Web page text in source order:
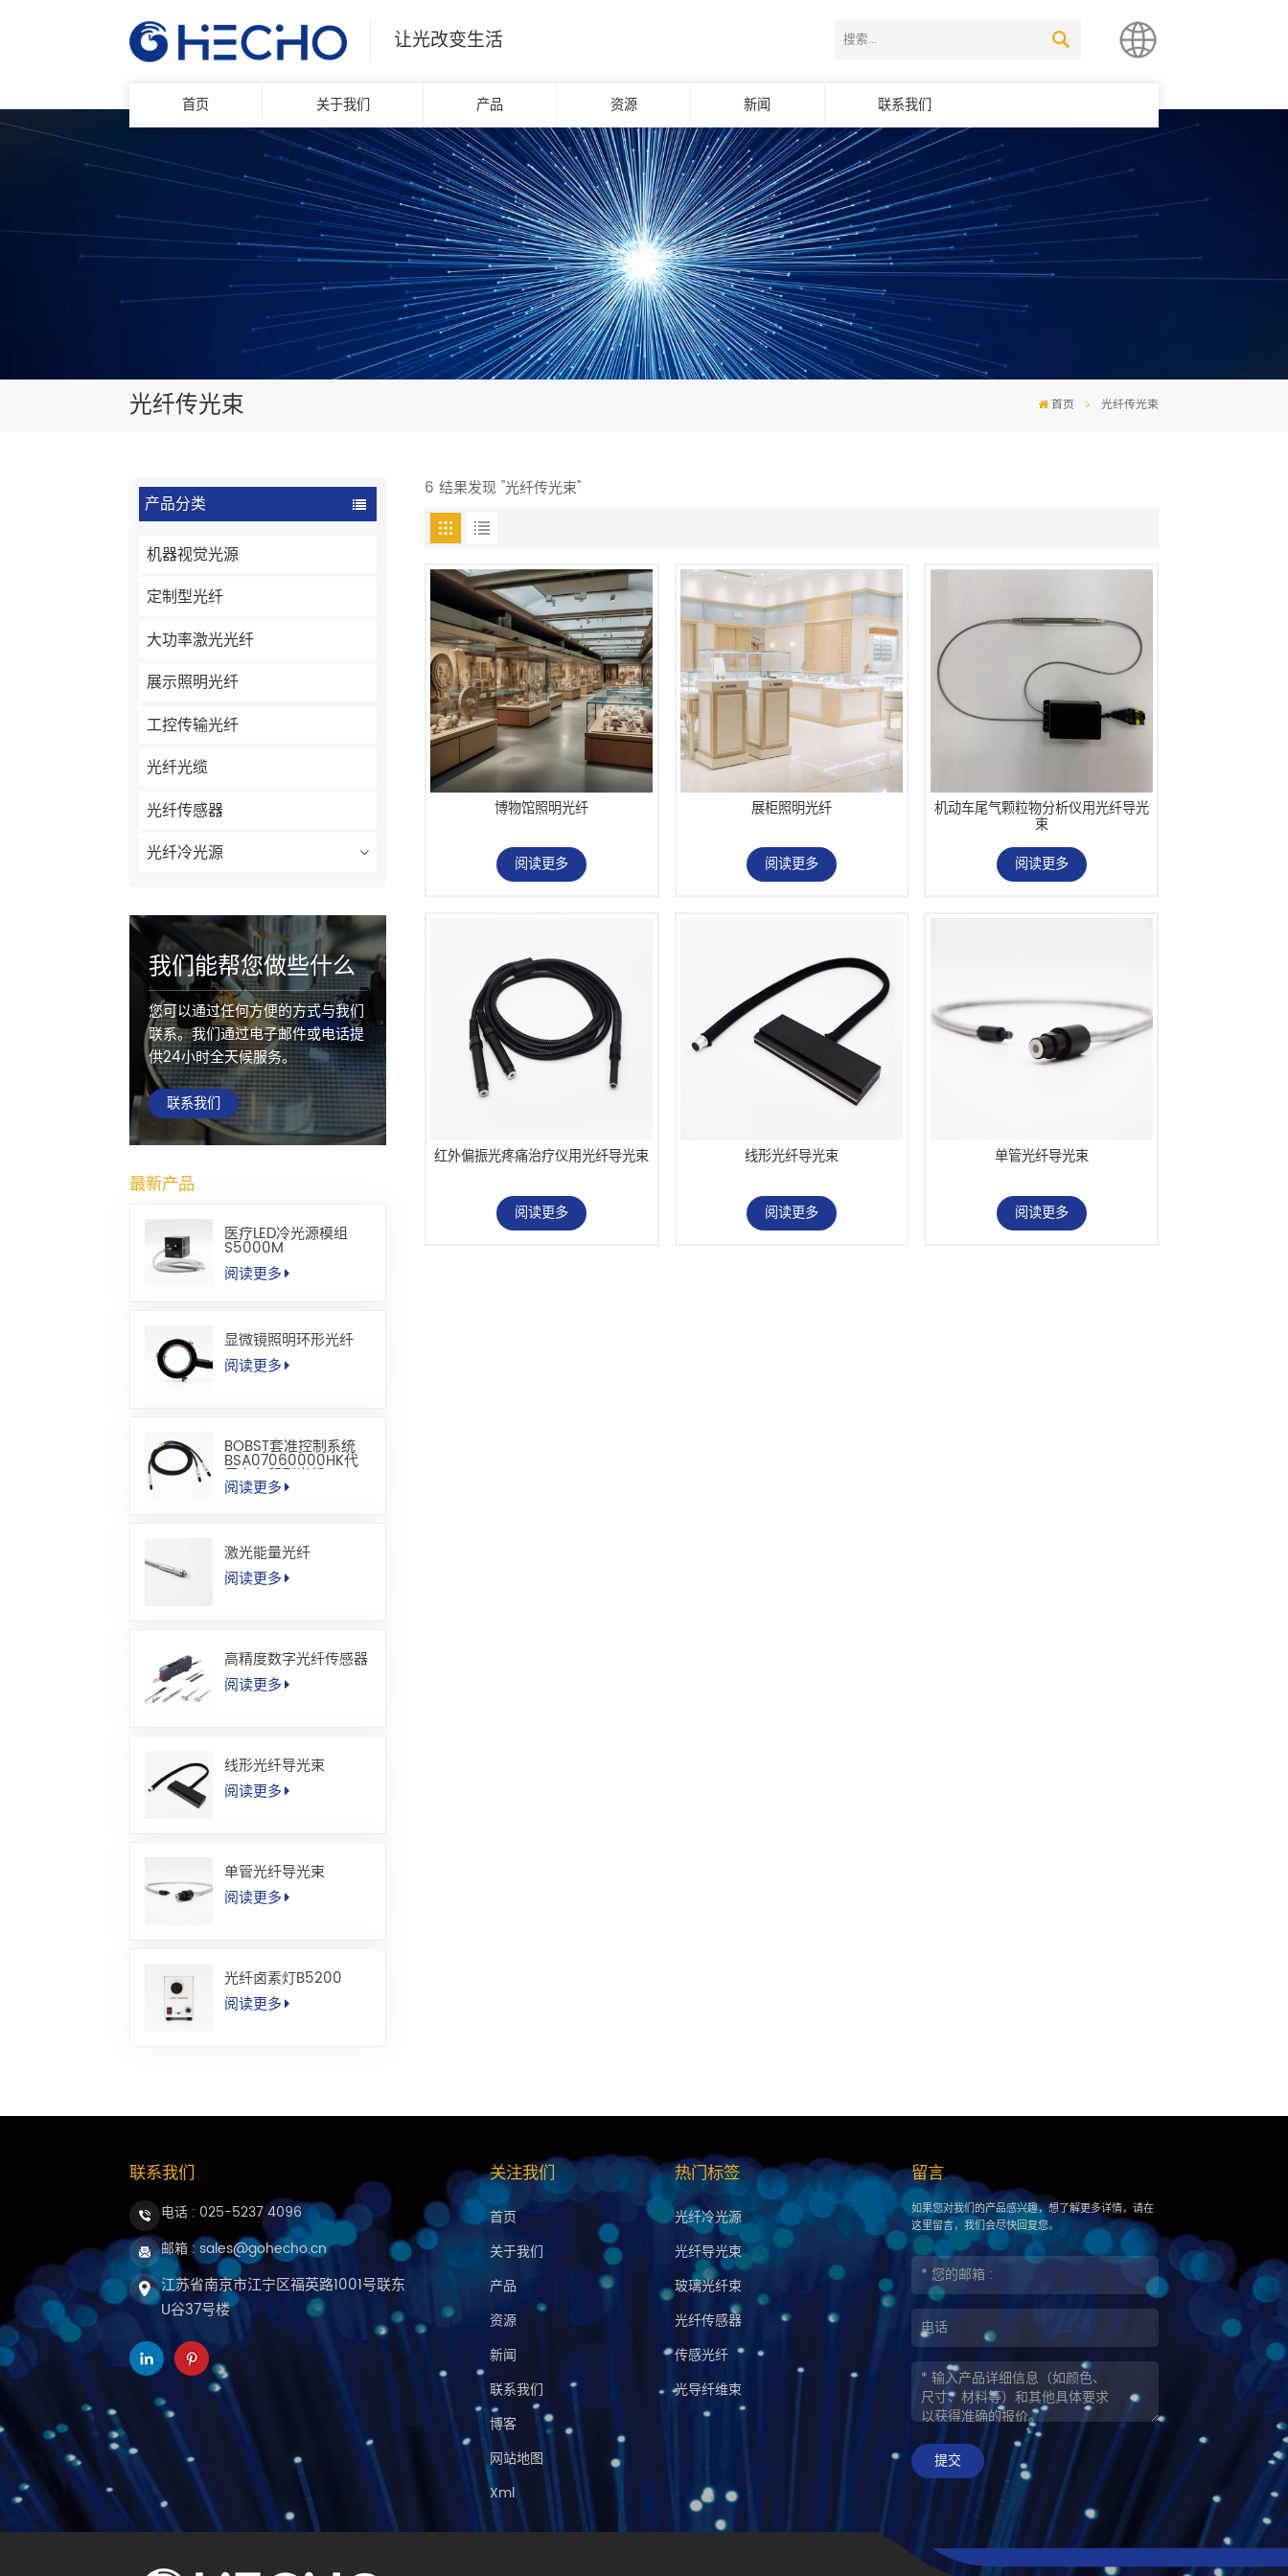
让光改变生活
简体中文
English
首页 关于我们 产品 资源 新闻 联系我们
光纤传光束 首页 光纤传光束
产品分类
机器视觉光源
定制型光纤
大功率激光光纤
展示照明光纤
工控传输光纤
光纤光缆
光纤传感器
光纤冷光源
我们能帮您做些什么
您可以通过任何方便的方式与我们
联系。我们通过电子邮件或电话提
供24小时全天候服务。
联系我们
最新产品
医疗LED冷光源模组
S5000M
阅读更多
显微镜照明环形光纤
阅读更多
BOBST套准控制系统
BSA07060000HK代
用套色印刷光纤
阅读更多
激光能量光纤
阅读更多
高精度数字光纤传感器
阅读更多
线形光纤导光束
阅读更多
单管光纤导光束
阅读更多
光纤卤素灯B5200
阅读更多
6 结果发现 "光纤传光束"
博物馆照明光纤
阅读更多
展柜照明光纤
阅读更多
机动车尾气颗粒物分析仪用光纤导光
束
阅读更多
红外偏振光疼痛治疗仪用光纤导光束
阅读更多
线形光纤导光束
阅读更多
单管光纤导光束
阅读更多
联系我们
电话 : 025-5237 4096
邮箱 : sales@gohecho.cn
江苏省南京市江宁区福英路1001号联东
U谷37号楼
关注我们
首页
关于我们
产品
资源
新闻
联系我们
博客
网站地图
Xml
热门标签
光纤冷光源
光纤导光束
玻璃光纤束
光纤传感器
传感光纤
光导纤维束
留言
如果您对我们的产品感兴趣，想了解更多详情，请在
这里留言，我们会尽快回复您。
提交